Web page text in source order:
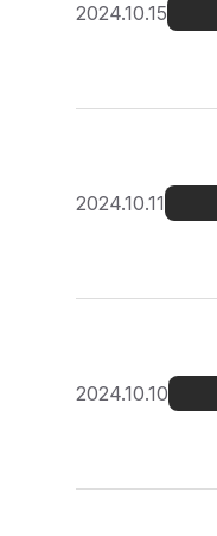
2024.10.15
2024.10.11
2024.10.10